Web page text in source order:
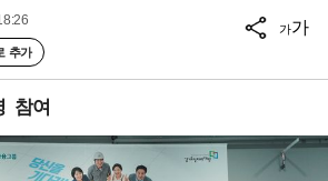
추가
가가
참여